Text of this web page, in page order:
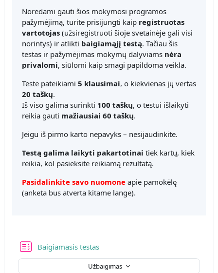
Norėdami gauti šios mokymosi programos
pažymėjimą, turite prisijungti kaip registruotas
vartotojas (užsiregistruoti šioje svetainėje gali visi
norintys) ir atlikti baigiamąjį testą. Tačiau šis
testas ir pažymėjimas mokymų dalyviams nėra
privalomi, siūlomi kaip smagi papildoma veikla.
Teste pateikiami 5 klausimai, o kiekvienas jų vertas
20 taškų.
Iš viso galima surinkti 100 taškų, o testui išlaikyti
reikia gauti mažiausiai 60 taškų.
Jeigu iš pirmo karto nepavyks – nesijaudinkite.
Testą galima laikyti pakartotinai tiek kartų, kiek
reikia, kol pasieksite reikiamą rezultatą.
Pasidalinkite savo nuomone apie pamokėlę
(anketa bus atverta kitame lange).
Baigiamasis testas
Užbaigimas